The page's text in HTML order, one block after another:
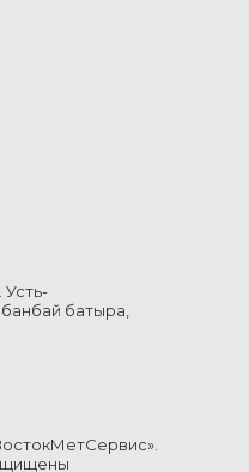
Усть-
батыра,